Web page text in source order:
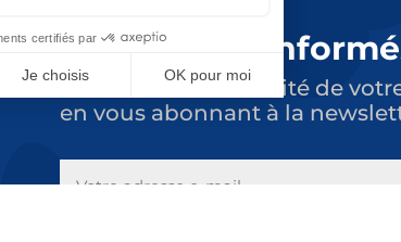
Tenez-vous
Suivez toute l’actualité de
en vous abonnant à la